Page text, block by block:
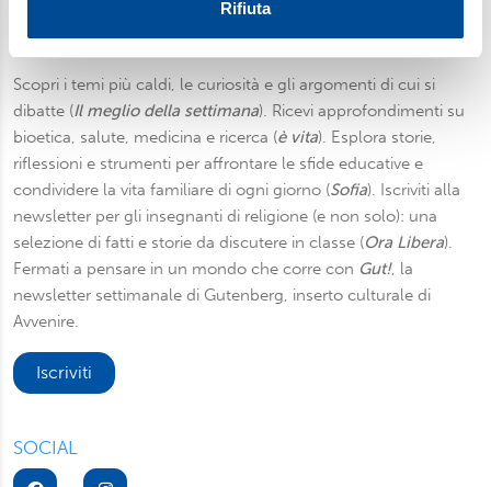
analizzare il nostro traffico. Condividiamo inoltre
informazioni sul modo in cui utilizza il nostro sito con i
nostri partner, che si occupano di analisi dei dati web,
pubblicità e social media, i quali potrebbero combinarle
con altre informazioni che ha fornito loro o che hanno
raccolto dal suo utilizzo dei loro servizi. Scegliendo
“Rifiuta” saranno installati solo i cookie tecnici necessari
per il buon funzionamento del sito, con “Personalizza”
potrà scegliere quali tipi di cookie saranno installati sul
suo dispositivo. Potrà modificare in ogni momento le sue
preferenze cliccando sull’interruttore in basso a sinistra
informazioni sul trattamento dei suoi dati visiti la nostra
informativa privacy
Rifiuta
Newsletter
Scopri i temi più caldi, le curiosità e gli argomenti di cui si
dibatte (Il meglio della settimana). Ricevi approfondimenti su
bioetica, salute, medicina e ricerca (è vita). Esplora storie,
riflessioni e strumenti per affrontare le sfide educative e
condividere la vita familiare di ogni giorno (Sofia). Iscriviti alla
newsletter per gli insegnanti di religione (e non solo): una
selezione di fatti e storie da discutere in classe (Ora Libera).
Fermati a pensare in un mondo che corre con Gut!, la
newsletter settimanale di Gutenberg, inserto culturale di
Avvenire.
Iscriviti
SOCIAL